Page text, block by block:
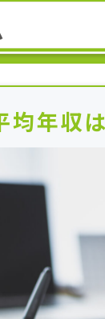
均年収